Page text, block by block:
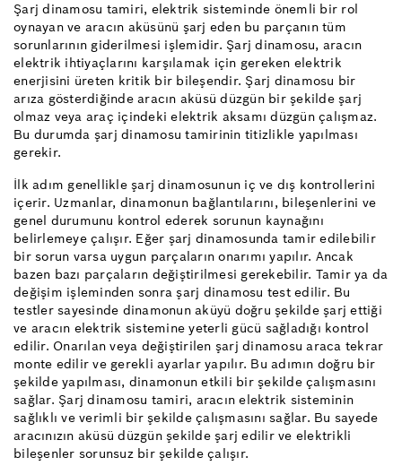
Şarj dinamosu tamiri, elektrik sisteminde önemli bir rol
oynayan ve aracın aküsünü şarj eden bu parçanın tüm
sorunlarının giderilmesi işlemidir. Şarj dinamosu, aracın
elektrik ihtiyaçlarını karşılamak için gereken elektrik
enerjisini üreten kritik bir bileşendir. Şarj dinamosu bir
arıza gösterdiğinde aracın aküsü düzgün bir şekilde şarj
olmaz veya araç içindeki elektrik aksamı düzgün çalışmaz.
Bu durumda şarj dinamosu tamirinin titizlikle yapılması
gerekir.
İlk adım genellikle şarj dinamosunun iç ve dış kontrollerini
içerir. Uzmanlar, dinamonun bağlantılarını, bileşenlerini ve
genel durumunu kontrol ederek sorunun kaynağını
belirlemeye çalışır. Eğer şarj dinamosunda tamir edilebilir
bir sorun varsa uygun parçaların onarımı yapılır. Ancak
bazen bazı parçaların değiştirilmesi gerekebilir. Tamir ya da
değişim işleminden sonra şarj dinamosu test edilir. Bu
testler sayesinde dinamonun aküyü doğru şekilde şarj ettiği
ve aracın elektrik sistemine yeterli gücü sağladığı kontrol
edilir. Onarılan veya değiştirilen şarj dinamosu araca tekrar
monte edilir ve gerekli ayarlar yapılır. Bu adımın doğru bir
şekilde yapılması, dinamonun etkili bir şekilde çalışmasını
sağlar. Şarj dinamosu tamiri, aracın elektrik sisteminin
sağlıklı ve verimli bir şekilde çalışmasını sağlar. Bu sayede
aracınızın aküsü düzgün şekilde şarj edilir ve elektrikli
bileşenler sorunsuz bir şekilde çalışır.